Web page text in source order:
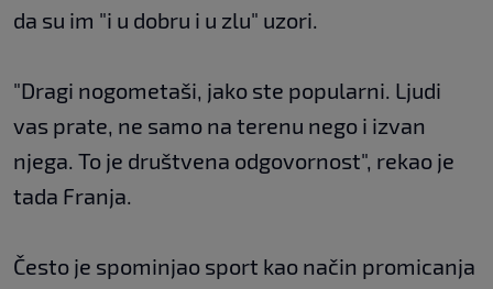
da su im "i u dobru i u zlu" uzori.
"Dragi nogometaši, jako ste popularni. Ljudi
vas prate, ne samo na terenu nego i izvan
njega. To je društvena odgovornost", rekao je
tada Franja.
Često je spominjao sport kao način promicanja